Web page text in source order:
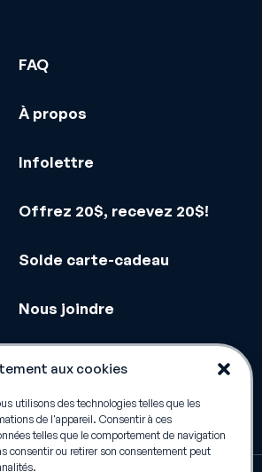
aux cookies
utilisons des technologies telles que les
de l'appareil. Consentir à ces
telles que le comportement de navigation
consentir ou retirer son consentement peut
FAQ
À propos
Infolettre
Offrez 20$, recevez 20$!
Solde carte-cadeau
Nous joindre